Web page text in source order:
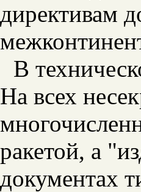
директивам
В
На всех
ракетой, а
документах